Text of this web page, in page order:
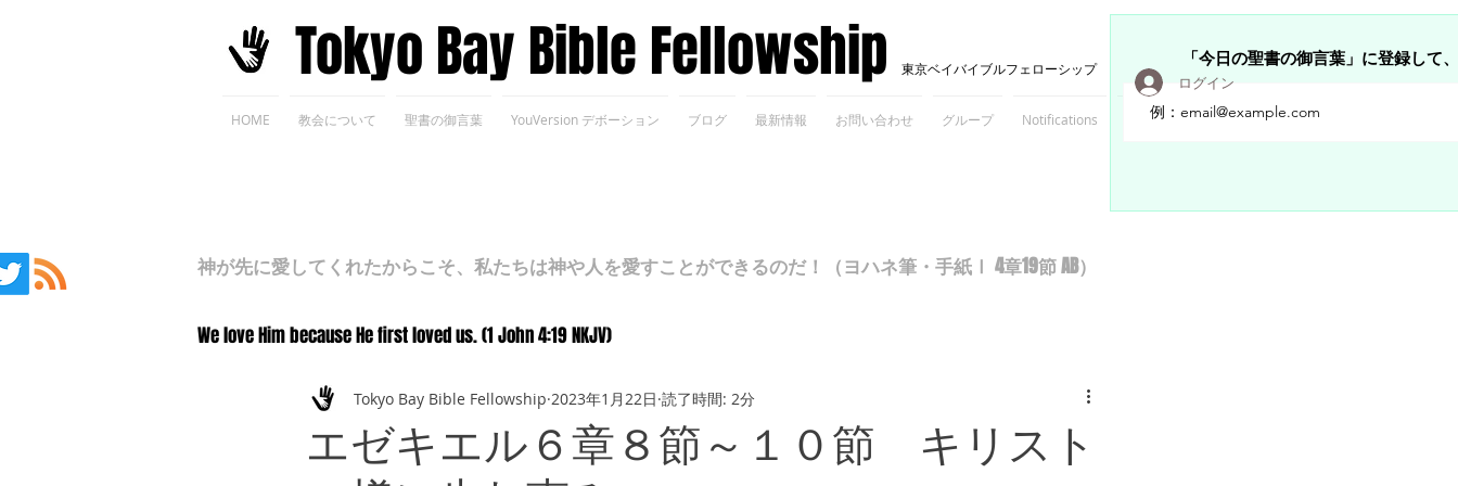
​Tokyo Bay Bible Fellowship 東京ベイバイブルフェローシップ
HOME 教会について 聖書の御言葉 YouVersion デボーション ブログ 最新情報 お問い合わせ グループ Notifications Members
「今日の聖書の御言葉」に登録して
ログイン
神が先に愛してくれたからこそ、私たちは神や人を愛すことができるのだ！（ヨハネ筆・手紙Ⅰ 4章19節 AB）
We love Him because He first loved us. (1 John 4:19 NKJV)
エゼキエル６章８節～１０節 キリスト
Tokyo Bay Bible Fellowship 2023年1月22日 読了時間: 2分